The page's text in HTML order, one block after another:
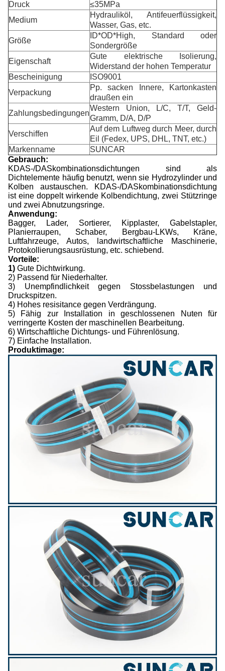
Druck
≤35MPa
Medium
Hydrauliköl, Antifeuerflüssigkeit,
Wasser, Gas, etc.
Größe
ID*OD*High, Standard oder
Sondergröße
Eigenschaft
Gute elektrische Isolierung,
Widerstand der hohen Temperatur
Bescheinigung
ISO9001
Verpackung
Pp. sacken Innere, Kartonkasten
draußen ein
Zahlungsbedingungen
Western Union, L/C, T/T, Geld-
Gramm, D/A, D/P
Verschiffen
Auf dem Luftweg durch Meer, durch
Eil (Fedex, UPS, DHL, TNT, etc.)
Markenname
SUNCAR
Gebrauch:
KDAS-/DASkombinationsdichtungen sind als
Dichtelemente häufig benutzt, wenn sie Hydrozylinder und
Kolben austauschen. KDAS-/DASkombinationsdichtung
ist eine doppelt wirkende Kolbendichtung, zwei Stützringe
und zwei Abnutzungsringe.
Anwendung:
Bagger, Lader, Sortierer, Kipplaster, Gabelstapler,
Planierraupen, Schaber, Bergbau-LKWs, Kräne,
Luftfahrzeuge, Autos, landwirtschaftliche Maschinerie,
Protokollierungsausrüstung, etc. schiebend.
Vorteile:
1) Gute Dichtwirkung.
2) Passend für Niederhalter.
3) Unempfindlichkeit gegen Stossbelastungen und
Druckspitzen.
4) Hohes resisitance gegen Verdrängung.
5) Fähig zur Installation in geschlossenen Nuten für
verringerte Kosten der maschinellen Bearbeitung.
6) Wirtschaftliche Dichtungs- und Führenlösung.
7) Einfache Installation.
Produktimage: